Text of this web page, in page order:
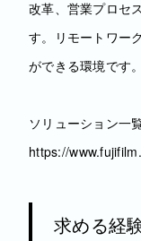
改革、営業プロセ
す。リモートワー
ができる環境です。
ソリューション一
https://
求める経